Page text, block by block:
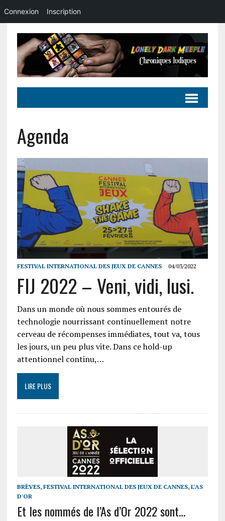
Agenda
FESTIVAL INTERNATIONAL DES JEUX DE CANNES 04/03/2022
FIJ 2022 – Veni, vidi, lusi.
Dans un monde où nous sommes entourés de
technologie nourrissant continuellement notre
cerveau de récompenses immédiates, tout va, tous
les jours, un peu plus vite. Dans ce hold-up
attentionnel continu,…
LIRE PLUS
BRÈVES, FESTIVAL INTERNATIONAL DES JEUX DE CANNES, L'AS
D'OR
Et les nommés de l’As d’Or 2022 sont…
Connexion Inscription